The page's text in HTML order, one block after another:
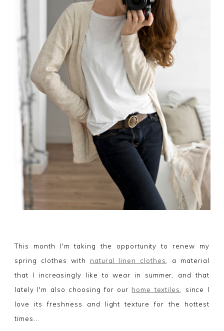
This month I'm taking the opportunity to renew my
spring clothes with natural linen clothes
, a material
that I increasingly like to wear in summer, and that
lately I'm also choosing for our home textiles
, since I
love its freshness and light texture for the hottest
times...